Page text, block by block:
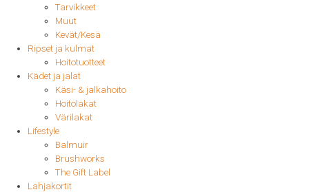
Tarvikkeet
Muut
Kevät/Kesä
Ripset ja kulmat
Hoitotuotteet
Kädet ja jalat
Käsi- & jalkahoito
Hoitolakat
Värilakat
Lifestyle
Balmuir
Brushworks
The Gift Label
Lahjakortit